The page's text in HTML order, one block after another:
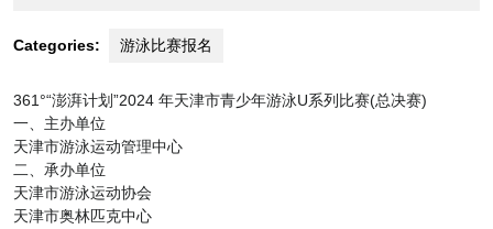
19
Categories: 游泳比赛报名
361°“澎湃计划”2024 年天津市青少年游泳U系列比赛(总决赛)
一、主办单位
天津市游泳运动管理中心
二、承办单位
天津市游泳运动协会
天津市奥林匹克中心